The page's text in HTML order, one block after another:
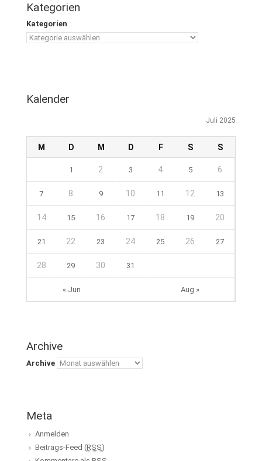
Kategorien
Kategorien
Kalender
Juli 2025
M D M D F S S
« Jun Aug »
1 2 3 4 5 6
7 8 9 10 11 12 13
14 15 16 17 18 19 20
21 22 23 24 25 26 27
28 29 30 31
Archive
Archive
Meta
Anmelden
Beitrags-Feed (RSS)